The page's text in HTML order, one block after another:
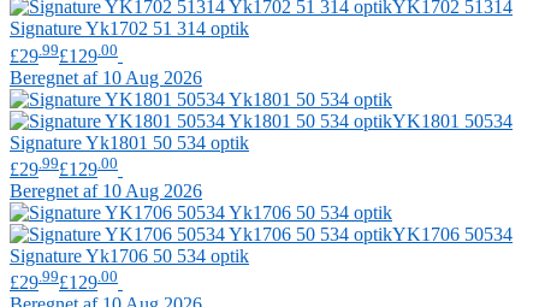
YK1702 51314
SignatureYk1702 51 314 optik
£29 .99£129 .00
Beregnet af 10 Aug 2026
YK1801 50534
SignatureYk1801 50 534 optik
£29 .99£129 .00
Beregnet af 10 Aug 2026
YK1706 50534
SignatureYk1706 50 534 optik
£29 .99£129 .00